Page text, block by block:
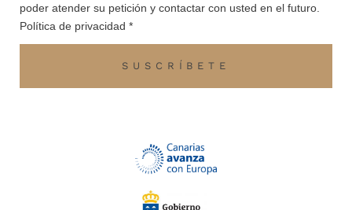
poder atender su petición y contactar con usted en el futuro.
Política de privacidad *
SUSCRÍBETE